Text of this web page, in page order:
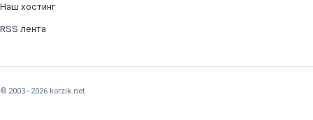
Наш хостинг
RSS лента
© 2003–2026 korzik.net